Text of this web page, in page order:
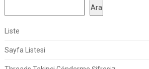
Ara
Liste
Sayfa Listesi